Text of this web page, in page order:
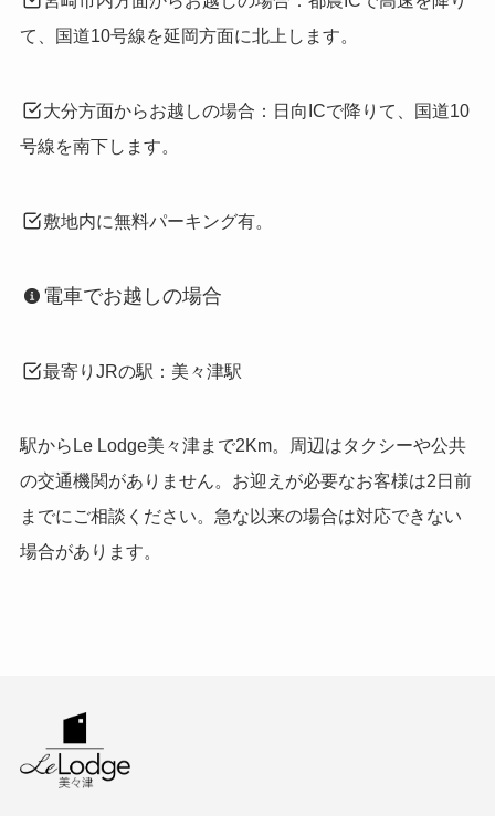
て、国道10号線を延岡方面に北上します。
大分方面からお越しの場合：日向ICで降りて、国道10
号線を南下します。
敷地内に無料パーキング有。
電車でお越しの場合
最寄りJRの駅：美々津駅
駅からLe Lodge美々津まで2Km。周辺はタクシーや公共
の交通機関がありません。お迎えが必要なお客様は2日前
までにご相談ください。急な以来の場合は対応できない
場合があります。